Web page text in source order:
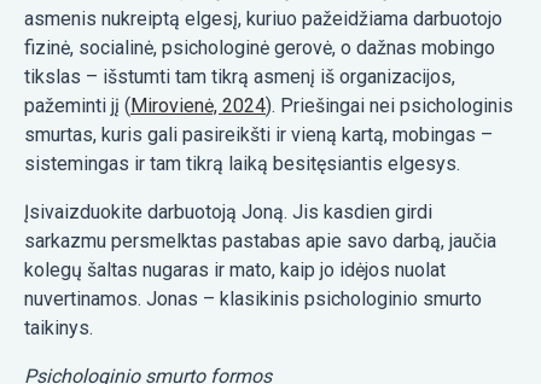
asmenis nukreiptą elgesį, kuriuo pažeidžiama darbuotojo
fizinė, socialinė, psichologinė gerovė, o dažnas mobingo
tikslas – išstumti tam tikrą asmenį iš organizacijos,
pažeminti jį (Mirovienė, 2024). Priešingai nei psichologinis
smurtas, kuris gali pasireikšti ir vieną kartą, mobingas –
sistemingas ir tam tikrą laiką besitęsiantis elgesys.
Įsivaizduokite darbuotoją Joną. Jis kasdien girdi
sarkazmu persmelktas pastabas apie savo darbą, jaučia
kolegų šaltas nugaras ir mato, kaip jo idėjos nuolat
nuvertinamos. Jonas – klasikinis psichologinio smurto
taikinys.
Psichologinio smurto formos